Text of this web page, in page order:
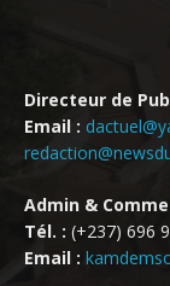
Directeur de
Email :
Admin &
Tél. : (+237) 696
Email :